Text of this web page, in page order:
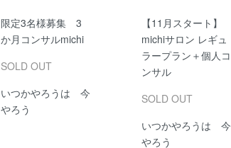
限定3名様募集 3
か月コンサルmichi
SOLD OUT
いつかやろうは 今
やろう
【11月スタート】
michiサロン レギュ
ラープラン＋個人コ
ンサル
SOLD OUT
いつかやろうは 今
やろう